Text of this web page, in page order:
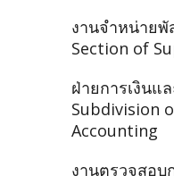
งานจำหน่ายพั
Section of
ฝ่ายการเงินแ
Subdivision
Accounting
งานตรวจสอบ